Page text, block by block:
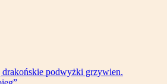
podwyżki grzywien.